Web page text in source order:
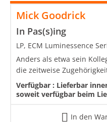
Mick Goodrick
In Pas(s)ing
LP, ECM Luminessence
Anders als etwa sein
die zeitweise
Verfügbar : Lieferbar
soweit verfügbar beim
In den